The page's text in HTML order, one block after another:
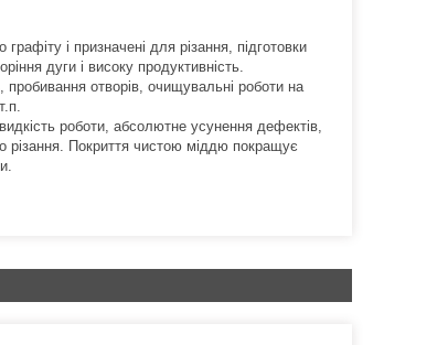
і призначені для різання, підготовки
дуги і високу продуктивність.
отворів, очищувальні роботи на
роботи, абсолютне усунення дефектів,
різання. Покриття чистою міддю покращує